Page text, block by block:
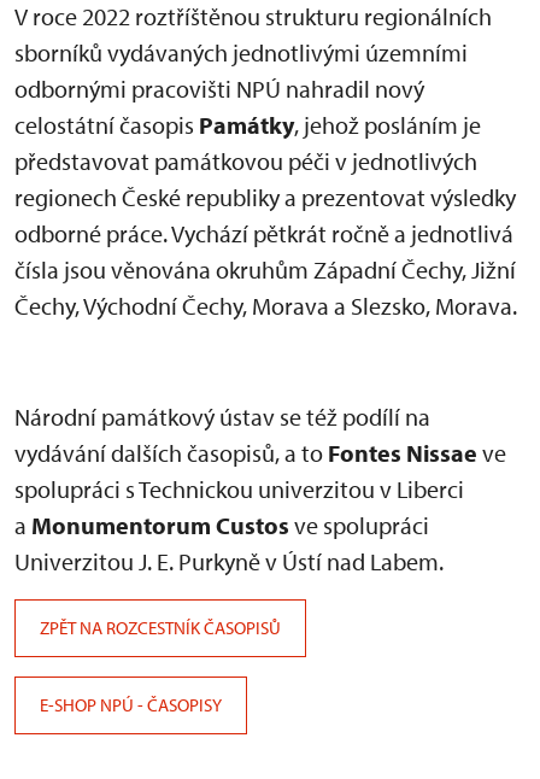
V roce 2022 roztříštěnou strukturu regionálních
sborníků vydávaných jednotlivými územními
odbornými pracovišti NPÚ nahradil nový
celostátní časopis Památky, jehož posláním je
představovat památkovou péči v jednotlivých
regionech České republiky a prezentovat výsledky
odborné práce. Vychází pětkrát ročně a jednotlivá
čísla jsou věnována okruhům Západní Čechy, Jižní
Čechy, Východní Čechy, Morava a Slezsko, Morava.
Národní památkový ústav se též podílí na
vydávání dalších časopisů, a to Fontes Nissae ve
spolupráci s Technickou univerzitou v Liberci
a Monumentorum Custos ve spolupráci
Univerzitou J. E. Purkyně v Ústí nad Labem.
ZPĚT NA ROZCESTNÍK ČASOPISŮ
E-SHOP NPÚ - ČASOPISY